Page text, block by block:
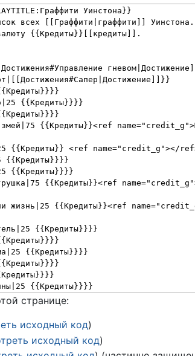
странице:
исходный код)
исходный код)